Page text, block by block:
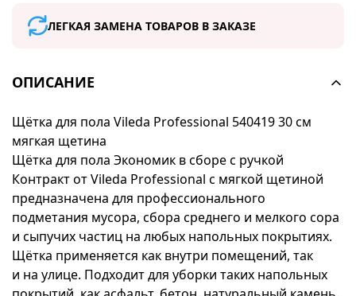
ЛЕГКАЯ ЗАМЕНА ТОВАРОВ В ЗАКАЗЕ
ОПИСАНИЕ
Щётка для пола Vileda Professional 540419 30 см
мягкая щетина
Щётка для пола Экономик в сборе с ручкой
Контракт от Vileda Professional с мягкой щетиной
предназначена для профессионального
подметания мусора, сбора среднего и мелкого сора
и сыпучих частиц на любых напольных покрытиях.
Щётка применяется как внутри помещений, так
и на улице. Подходит для уборки таких напольных